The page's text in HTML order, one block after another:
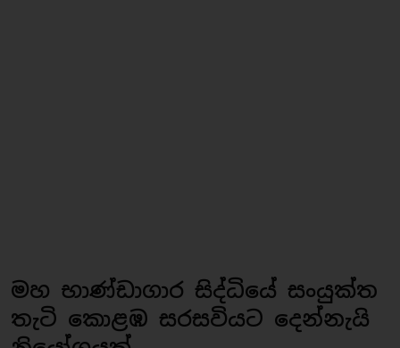
මහ භාණ්ඩාගාර සිද්ධියේ සංයුක්ත
තැටි කොළඹ සරසවියට දෙන්නැයි